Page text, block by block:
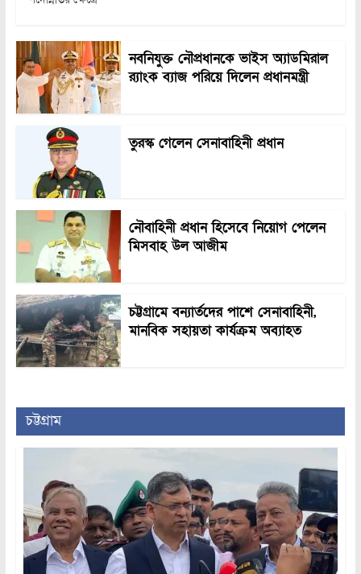
নবনিযুক্ত নৌপ্রধানকে ভাইস অ্যাডমিরাল
র‍্যাংক ব্যাজ পরিয়ে দিলেন প্রধানমন্ত্রী
তুরস্ক গেলেন সেনাবাহিনী প্রধান
নৌবাহিনী প্রধান হিসেবে নিয়োগ পেলেন
মিসবাহ উল আজীম
চট্টগ্রামে বন্যার্তদের পাশে সেনাবাহিনী,
মানবিক সহায়তা কার্যক্রম অব্যাহত
চট্টগ্রাম